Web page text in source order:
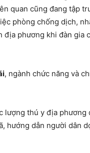
quan cũng đang tập
phòng chống dịch,
phương khi đàn gia
, ngành chức năng và
thú y địa phương
hướng dẫn người dân